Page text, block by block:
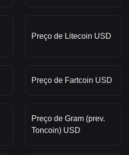
Preço de Litecoin USD
Preço de Fartcoin USD
Preço de Gram (prev.
Toncoin) USD